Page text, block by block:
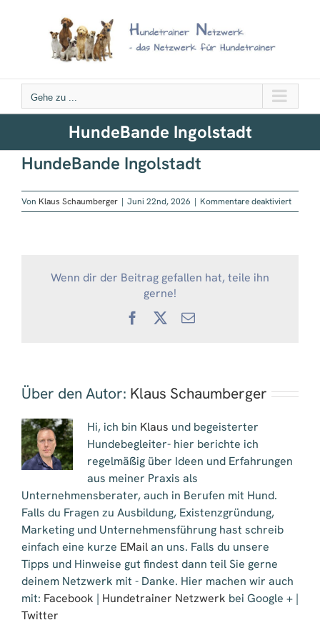
Gehe zu ...
HundeBande Ingolstadt
HundeBande Ingolstadt
Von Klaus Schaumberger | Juni 22nd, 2026 | Kommentare deaktiviertfür
Wenn dir der Beitrag gefallen hat, teile ihn
gerne!
Facebook
X
E-
Über den Autor: Klaus Schaumberger
Hi, ich bin Klaus und begeisterter
Hundebegleiter- hier berichte ich
regelmäßig über Ideen und Erfahrungen
aus meiner Praxis als
Unternehmensberater, auch in Berufen mit Hund.
Falls du Fragen zu Ausbildung, Existenzgründung,
Marketing und Unternehmensführung hast schreib
einfach eine kurze EMailan uns. Falls du unsere
Tipps und Hinweise gut findest dann teil Sie gerne
deinem Netzwerk mit - Danke. Hier machen wir auch
mit: Facebook | Hundetrainer Netzwerk bei Google + |
Twitter